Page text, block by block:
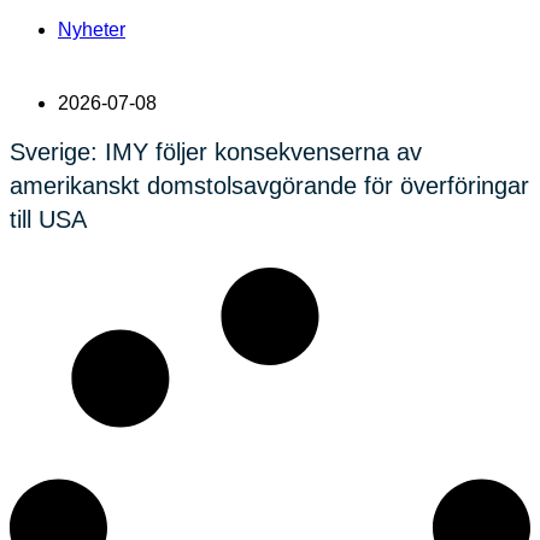
Nyheter
2026-07-08
Sverige: IMY följer konsekvenserna av
amerikanskt domstolsavgörande för överföringar
till USA